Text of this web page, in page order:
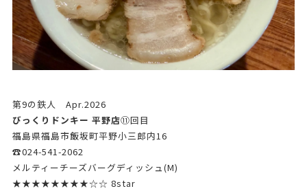
第9の鉄人 Apr.2026
びっくりドンキー 平野店⑪回目
福島県福島市飯坂町平野小三郎内16
☎024-541-2062
メルティーチーズバーグディッシュ(M)
★★★★★★★★☆☆ 8star